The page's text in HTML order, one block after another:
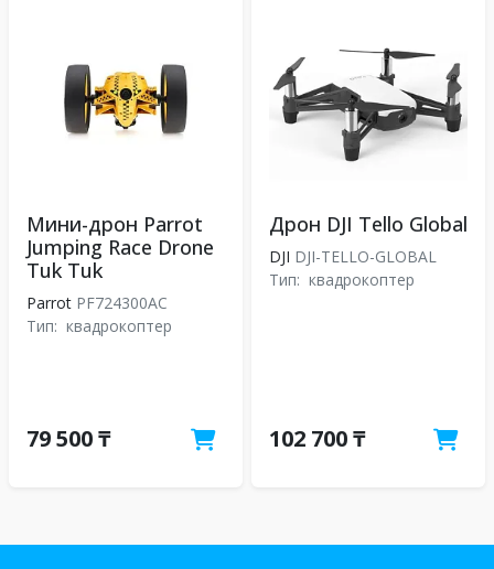
Мини-дрон Parrot
Jumping Race Drone
Tuk Tuk
Parrot PF724300AC
Тип: квадрокоптер
79 500 ₸
Дрон DJI Tello Global
DJI DJI-TELLO-GLOBAL
Тип: квадрокоптер
102 700 ₸